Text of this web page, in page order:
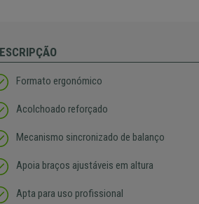
Formato ergonómico
Acolchoado reforçado
Mecanismo sincronizado de balanço
Apoia braços ajustáveis em altura
Apta para uso profissional